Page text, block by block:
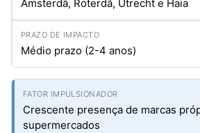
Amsterdã, Roterdã, Utrecht e Haia
Médio prazo (2-4 anos)
Crescente presença de marcas
supermercados